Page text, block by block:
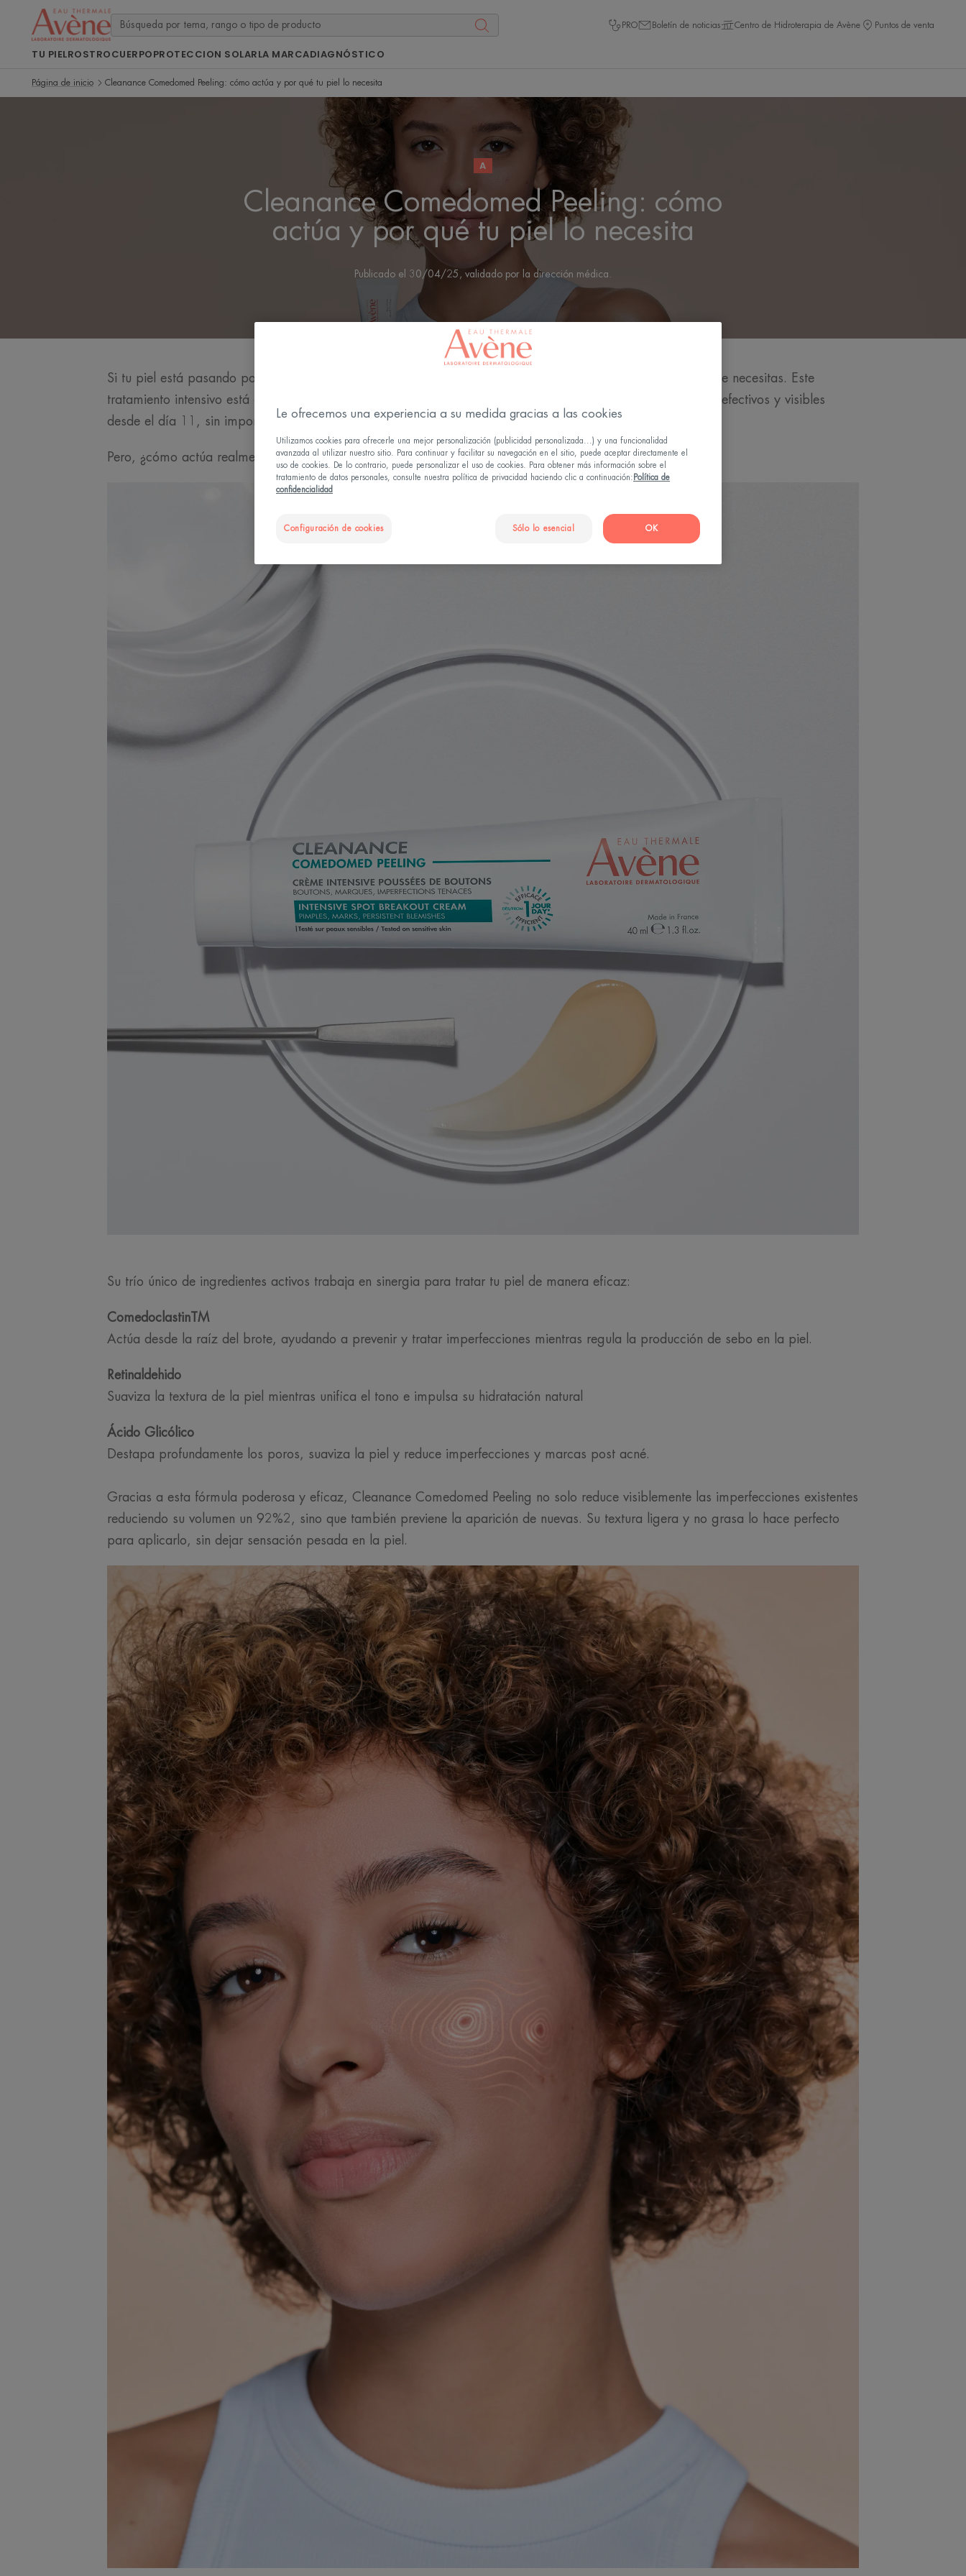
PRO Boletín de noticias Centro de Hidroterapia de Avène Puntos de venta
TU PIELROSTROCUERPOPROTECCION SOLARLA MARCADIAGNÓSTICO
Página de inicio Cleanance Comedomed Peeling: cómo actúa y por qué tu piel lo necesita
A
Cleanance Comedomed Peeling: cómo
actúa y por qué tu piel lo necesita
Publicado el 30/04/25 , validado por la dirección médica
Si tu piel está pasando por una crisis de brotes, ya sabes que
es justo lo que necesitas. Este
tratamiento intensivo está diseñado para actuar directamente sobre esos brotes inesperados, con resultados efectivos y visibles
desde el día 11, sin importar tu tipo de piel.
Pero, ¿cómo actúa realmente para disminuirlos?
Su trío único de ingredientes activos trabaja en sinergia para tratar tu piel de manera eficaz:
ComedoclastinTM
Actúa desde la raíz del brote, ayudando a prevenir y tratar imperfecciones mientras regula la producción de sebo en la piel.
Retinaldehido
Suaviza la textura de la piel mientras unifica el tono e impulsa su hidratación natural
Ácido Glicólico
Destapa profundamente los poros, suaviza la piel y reduce imperfecciones y marcas post acné.
Gracias a esta fórmula poderosa y eficaz, Cleanance Comedomed Peeling no solo reduce visiblemente las imperfecciones existentes
reduciendo su volumen un 92%2, sino que también previene la aparición de nuevas. Su textura ligera y no grasa lo hace perfecto
para aplicarlo, sin dejar sensación pesada en la piel.
Le ofrecemos una experiencia a su medida gracias a las cookies
Utilizamos cookies para ofrecerle una mejor personalización (publicidad personalizada...) y una funcionalidad
avanzada al utilizar nuestro sitio. Para continuar y facilitar su navegación en el sitio, puede aceptar directamente el
uso de cookies. De lo contrario, puede personalizar el uso de cookies. Para obtener más información sobre el
tratamiento de datos personales, consulte nuestra política de privacidad haciendo clic a continuación: Política de
confidencialidad
Configuración de cookies Sólo lo esencial OK